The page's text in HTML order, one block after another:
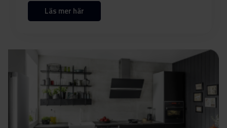
Läs mer här